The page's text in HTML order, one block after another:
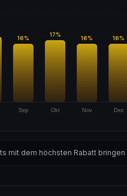
Sep
16%
Okt
17%
Nov
16%
Dez
16%
mit dem höchsten Rabatt